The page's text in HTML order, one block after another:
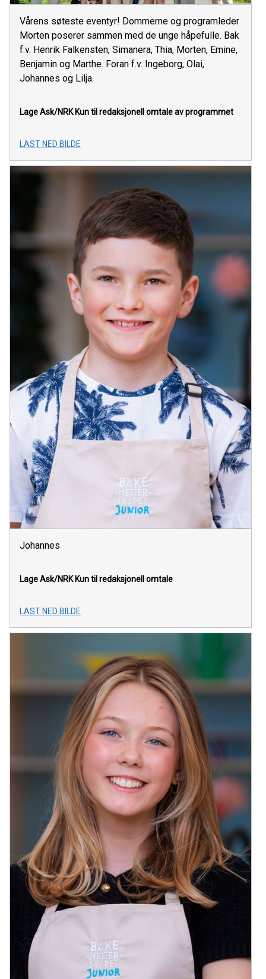
Vårens søteste eventyr! Dommerne og programleder
Morten poserer sammen med de unge håpefulle. Bak
f.v. Henrik Falkensten, Simanera, Thia, Morten, Emine,
Benjamin og Marthe. Foran f.v. Ingeborg, Olai,
Johannes og Lilja.
Lage Ask/NRK Kun til redaksjonell omtale av programmet
LAST NED BILDE
Johannes
Lage Ask/NRK Kun til redaksjonell omtale
LAST NED BILDE